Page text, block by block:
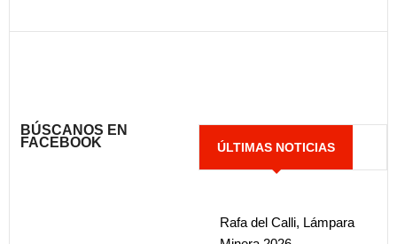
BÚSCANOS EN
FACEBOOK
ÚLTIMAS NOTICIAS
Rafa del Calli, Lámpara